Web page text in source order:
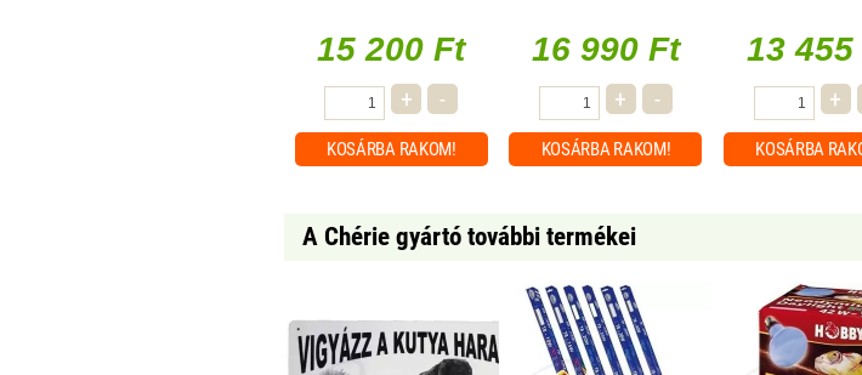
15 200 Ft
+ -
KOSÁRBA RAKOM!
16 990 Ft
+ -
KOSÁRBA RAKOM!
13 455
+
KOSÁRBA
A Chérie gyártó további termékei